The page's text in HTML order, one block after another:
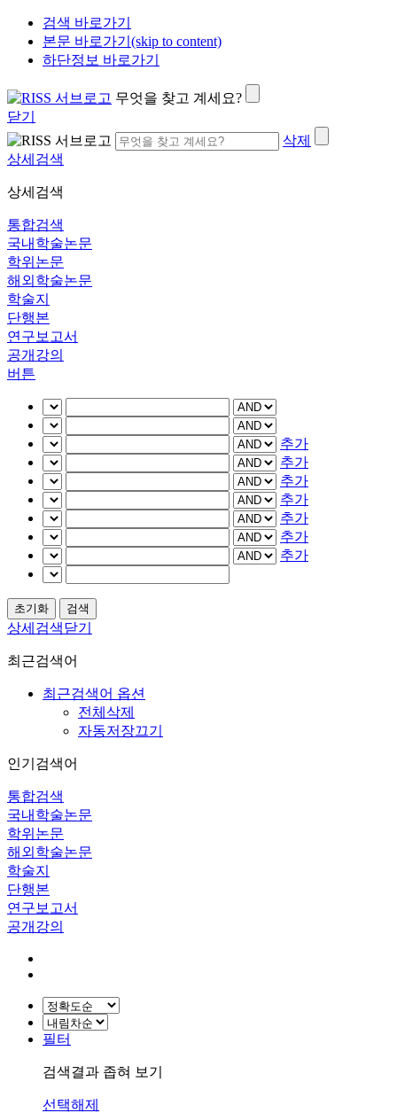
검색 바로가기
본문 바로가기(skip to content)
하단정보 바로가기
무엇을 찾고 계세요?
닫기
삭제
상세검색
상세검색
통합검색
국내학술논문
학위논문
해외학술논문
학술지
단행본
연구보고서
공개강의
버튼
추가
추가
추가
추가
추가
추가
추가
상세검색닫기
최근검색어
최근검색어 옵션
전체삭제
자동저장끄기
인기검색어
통합검색
국내학술논문
학위논문
해외학술논문
학술지
단행본
연구보고서
공개강의
필터
검색결과 좁혀 보기
선택해제